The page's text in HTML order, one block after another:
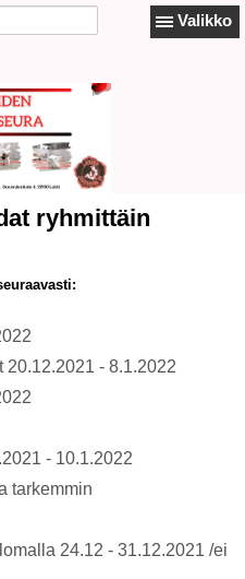
Valikko
ryhmittäin
- 8.1.2022
- 10.1.2022
tarkemmin
24.12 - 31.12.2021 /ei